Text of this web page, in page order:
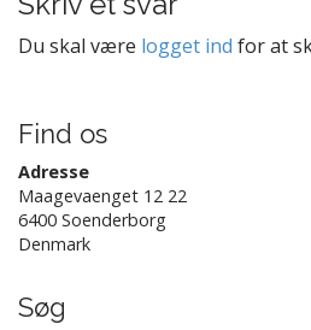
i
g
t
i
o
n
Du skal være logget ind for at
Find os
Adresse
Maagevaenget 12 22
6400 Soenderborg
Denmark
Søg